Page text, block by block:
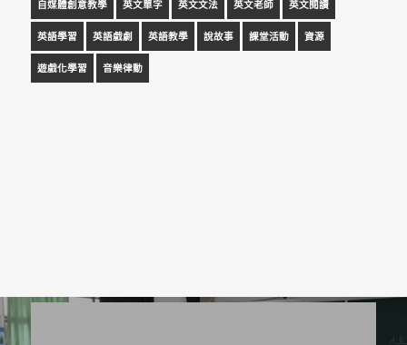
自媒體創意教學 英文單字 英文文法 英文老師 英文閱讀
英語學習 英語戲劇 英語教學 說故事 課堂活動 資源
遊戲化學習 音樂律動